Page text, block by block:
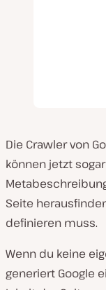
Die Crawler von
können jetzt
Seite
definieren muss.
Wenn du keine
generiert Google